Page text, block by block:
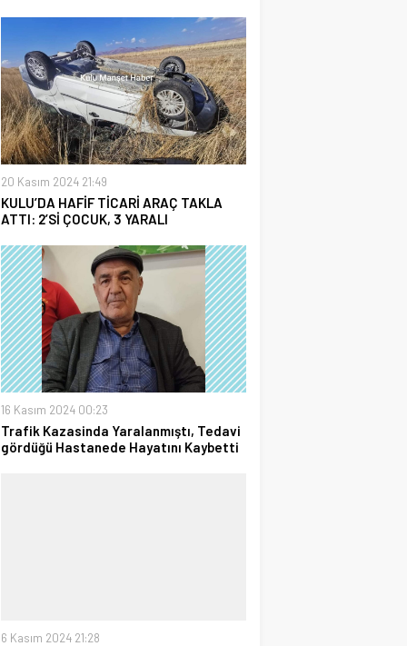
20 Kasım 2024 21:49
KULU’DA HAFİF TİCARİ ARAÇ TAKLA
ATTI: 2’Sİ ÇOCUK, 3 YARALI
16 Kasım 2024 00:23
Trafik Kazasinda Yaralanmıştı, Tedavi
gördüğü Hastanede Hayatını Kaybetti
6 Kasım 2024 21:28